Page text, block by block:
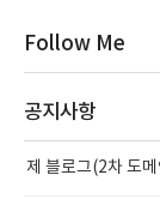
Follow Me
공지사항
제 블로그(2차 도